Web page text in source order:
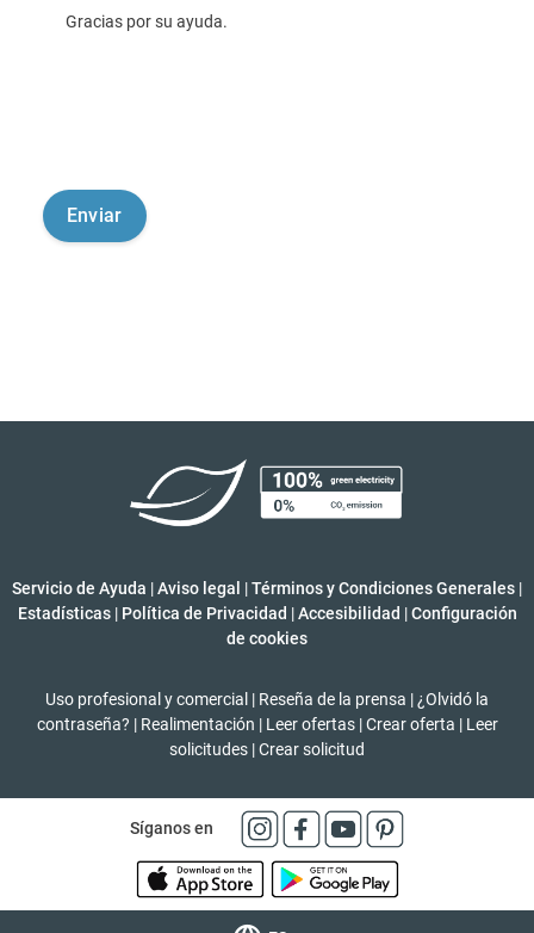
Gracias por su ayuda.
Servicio de Ayuda |Aviso legal |Términos y Condiciones Generales |
Estadísticas | Política de Privacidad | Accesibilidad | Configuración
de cookies
Uso profesional y comercial | Reseña de la prensa | ¿Olvidó la
contraseña? | Realimentación | Leer ofertas | Crear oferta | Leer
solicitudes |Crear solicitud
Síganos en